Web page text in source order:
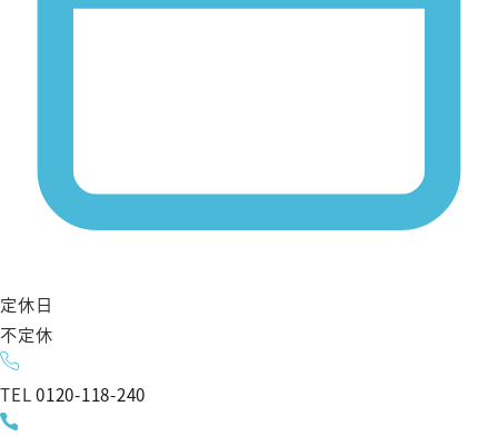
定休日
不定休
TEL0120-118-240